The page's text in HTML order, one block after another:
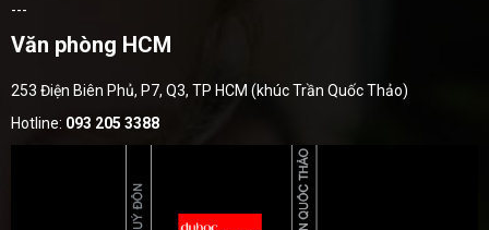
---
Văn phòng HCM
253 Điện Biên Phủ, P7, Q3, TP HCM (khúc Trần Quốc Thảo)
Hotline: 093 205 3388